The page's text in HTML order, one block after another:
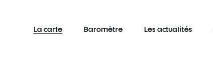
La carte Baromètre Les actualités